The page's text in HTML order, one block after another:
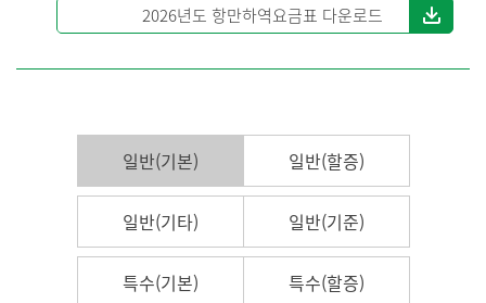
2026년도 항만하역요금표 다운로드
일반(기본) 일반(할증)
일반(기타) 일반(기준)
특수(기본) 특수(할증)